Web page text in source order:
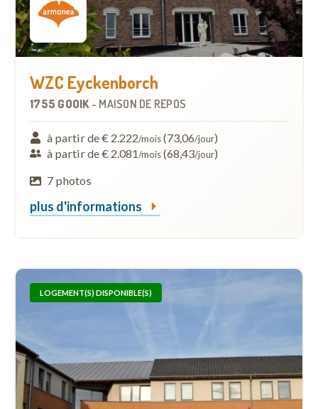
WZC Eyckenborch
1755 GOOIK - MAISON DE REPOS
à partir de € 2.222/mois(73,06/jour)
à partir de € 2.081/mois(68,43/jour)
7 photos
plus d'informations
LOGEMENT(S) DISPONIBLE(S)